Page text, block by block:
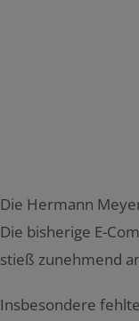
Die Hermann
Die bisherige E-
stieß zunehmend
Insbesondere